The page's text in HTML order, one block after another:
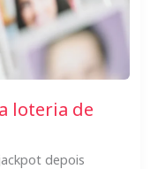
loteria de
depois